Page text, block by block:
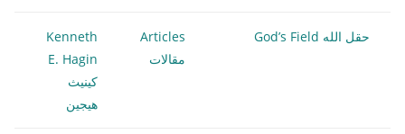
حقل الله God’s Field
Articles
مقالات
Kenneth
E. Hagin
كينيث
هيجين